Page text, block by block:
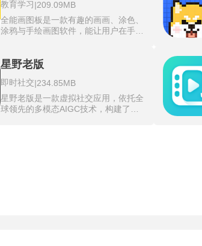
展创作的可能性。
的购买欲望。可在平台上分享与学习各
种生活领域的知识，从潮流穿搭、美妆
护肤、美食烘焙。浏览海外美妆测评后
教育学习|209.09MB
全能画图板是一款有趣的画画、涂色、
涂鸦与手绘画图软件，能让用户在手机
形与图案，并支持自定义画笔笔刷，满
无限制使用图层与撤销操作，方便在绘
制过程中灵活调整与修正，不必担心步
骤丢失。同时具备图片快速编辑能力，
星野老版
即时社交|234.85MB
星野老版是一款虚拟社交应用，依托全
球领先的多模态AIGC技术，构建了自